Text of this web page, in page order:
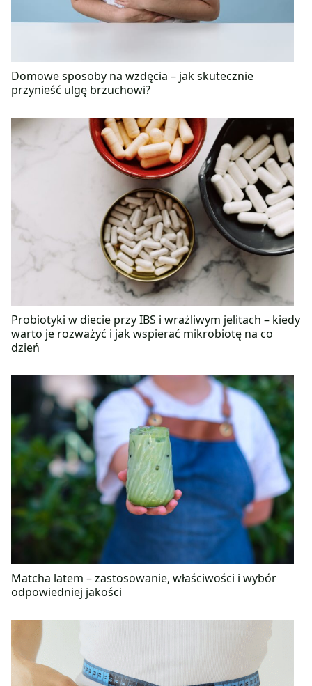
Domowe sposoby na wzdęcia – jak skutecznie
przynieść ulgę brzuchowi?
Probiotyki w diecie przy IBS i wrażliwym jelitach – kiedy
warto je rozważyć i jak wspierać mikrobiotę na co
dzień
Matcha latem – zastosowanie, właściwości i wybór
odpowiedniej jakości